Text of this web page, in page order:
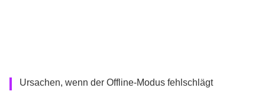
Ursachen, wenn der Offline-Modus fehlschlägt